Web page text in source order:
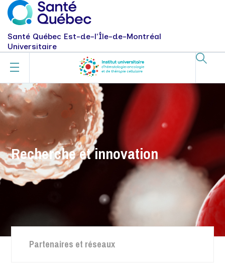
Santé Québec Est-de-l'Île-de-Montréal
Universitaire
Recherche et innovation
Partenaires et réseaux